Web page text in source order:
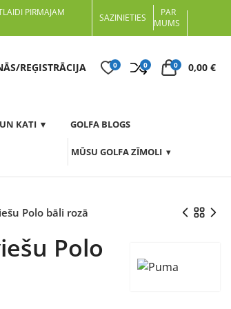
PIRMAJAM
SAZINIETIES
PAR
MUMS
REĢISTRĀCIJA 0 0 0 0,00 €
KATI GOLFA BLOGS
MŪSU GOLFA ZĪMOLI
Polo bāli rozā
Polo